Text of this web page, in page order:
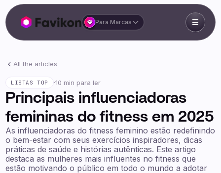
Para Marcas
All the articles
LISTAS TOP ·10 min para ler
Principais influenciadoras
femininas do fitness em 2025
As influenciadoras do fitness feminino estão redefinindo
o bem-estar com seus exercícios inspiradores, dicas
práticas de saúde e histórias autênticas. Este artigo
destaca as mulheres mais influentes no fitness que
estão motivando o público em todo o mundo a adotar